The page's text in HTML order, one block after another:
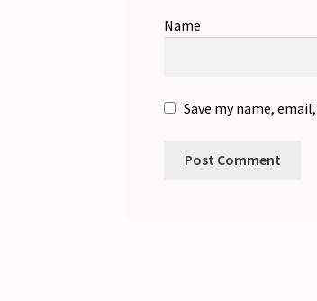
Name
Save my name,